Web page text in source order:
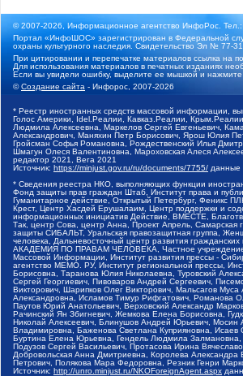
© 2007-2026, Информационное агентство ИнфоРос.
Портал «ИнфоШОС» зарегистрирован в Федеральной
охраны культурного наследия. Свидетельство Эл № 77-
При цитировании и перепечатке материалов ссылка на
Для использования материалов в печатных изданиях
Если вы увидели ошибку, выделите ее мышкой и
©Создание сайта - Инфорос, 2007-2026
* Реестр иностранных средств массовой информации,
Голос Америки, Idel.Реалии, Кавказ.Реалии,
Людмила Алексеевна, Маркелов Сергей Евгеньевич,
Александрович, Маняхин Петр Борисович, Ярош Юлия
Гройсман Софья Романовна, Рождественский Илья
Шмагун Олеся Валентиновна, Мароховская Алеся
редактор 2021, Вега 2021
Источник: https://minjust.gov.ru/ru/documents/7755/ данные
* Сведения реестра НКО, выполняющих функции
Фонд защиты прав граждан Штаб, Институт права и
Гуманитарное действие, Открытый Петербург, Феникс
Крест, Центр Хасдей Ерушалаим, Центр поддержки и
информационных инициатив Действие, ВМЕСТЕ,
Так, центр Сова, центр Анна, Проект Апрель,
защиты СИБАЛЬТ, Уральская правозащитная группа,
человека, Дальневосточный центр развития
АКАДЕМИЯ ПО ПРАВАМ ЧЕЛОВЕКА, Частное учреждение
Массовой Информации, Институт развития прессы -
агентство МЕМО. РУ, Институт региональной прессы,
Борисовна, Таранова Юлия Николаевна, Туровский
Сергей Георгиевич, Пивоваров Андрей Сергеевич,
Викторович, Шарипков Олег Викторович, Мальсагов
Александровна, Исламов Тимур Рифгатович, Романова
Паутов Юрий Анатольевич, Верховский Александр
Рачинский Ян Збигневич, Жемкова Елена Борисовна,
Николай Алексеевич, Блинушов Андрей Юрьевич, Мосин
Владимировна, Баженова Светлана Куприяновна,
Буртина Елена Юрьевна, Гендель Людмила
Подузов Сергей Васильевич, Протасова Ирина
Добровольская Анна Дмитриевна, Королева
Петрович, Полякова Мара Федоровна, Резник Генри
Источник: http://unro.minjust.ru/NKOForeignAgent.aspx